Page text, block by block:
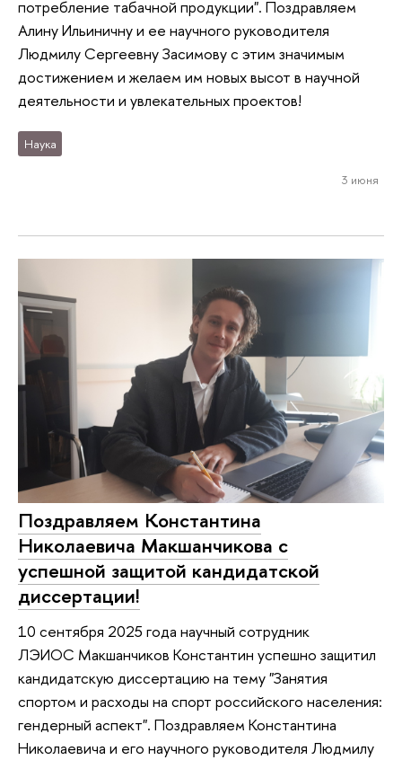
потребление табачной продукции". Поздравляем
Алину Ильиничну и ее научного руководителя
Людмилу Сергеевну Засимову с этим значимым
достижением и желаем им новых высот в научной
деятельности и увлекательных проектов!
Наука
3 июня
Поздравляем Константина
Николаевича Макшанчикова с
успешной защитой кандидатской
диссертации!
10 сентября 2025 года научный сотрудник
ЛЭИОС Макшанчиков Константин успешно защитил
кандидатскую диссертацию на тему "Занятия
спортом и расходы на спорт российского населения:
гендерный аспект". Поздравляем Константина
Николаевича и его научного руководителя Людмилу